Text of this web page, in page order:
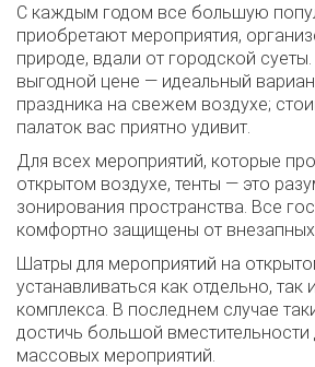
С каждым годом все большую
приобретают мероприятия,
природе, вдали от городской
выгодной цене — идеальный
праздника на свежем воздухе;
палаток вас приятно удивит.
Для всех мероприятий, которые
открытом воздухе, тенты — это
зонирования пространства. Все
комфортно защищены от
Шатры для мероприятий на
устанавливаться как отдельно, так
комплекса. В последнем случае
достичь большой вместительности
массовых мероприятий.